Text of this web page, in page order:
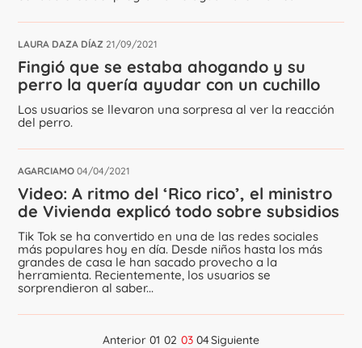
LAURA DAZA DÍAZ 21/09/2021
Fingió que se estaba ahogando y su
perro la quería ayudar con un cuchillo
Los usuarios se llevaron una sorpresa al ver la reacción
del perro.
AGARCIAMO 04/04/2021
Video: A ritmo del ‘Rico rico’, el ministro
de Vivienda explicó todo sobre subsidios
Tik Tok se ha convertido en una de las redes sociales
más populares hoy en día. Desde niños hasta los más
grandes de casa le han sacado provecho a la
herramienta. Recientemente, los usuarios se
sorprendieron al saber...
Anterior 01 02 03 04Siguiente